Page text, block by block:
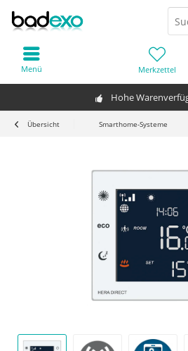
Hohe
Merkzettel
Menü
Übersicht Smarthome-Systeme